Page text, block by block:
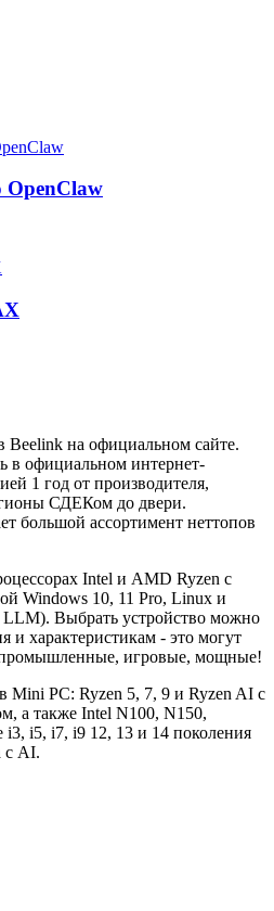
OpenClaw
на официальном сайте.
официальном интернет-
1 год от производителя,
СДЕКом до двери.
ассортимент неттопов
Intel и AMD Ryzen с
Windows 10, 11 Pro, Linux и
LLM). Выбрать устройство можно
и характеристикам - это могут
игровые, мощные!
Mini PC: Ryzen 5, 7, 9 и Ryzen AI с
а также Intel N100, N150,
i5, i7, i9 12, 13 и 14 поколения
с AI.